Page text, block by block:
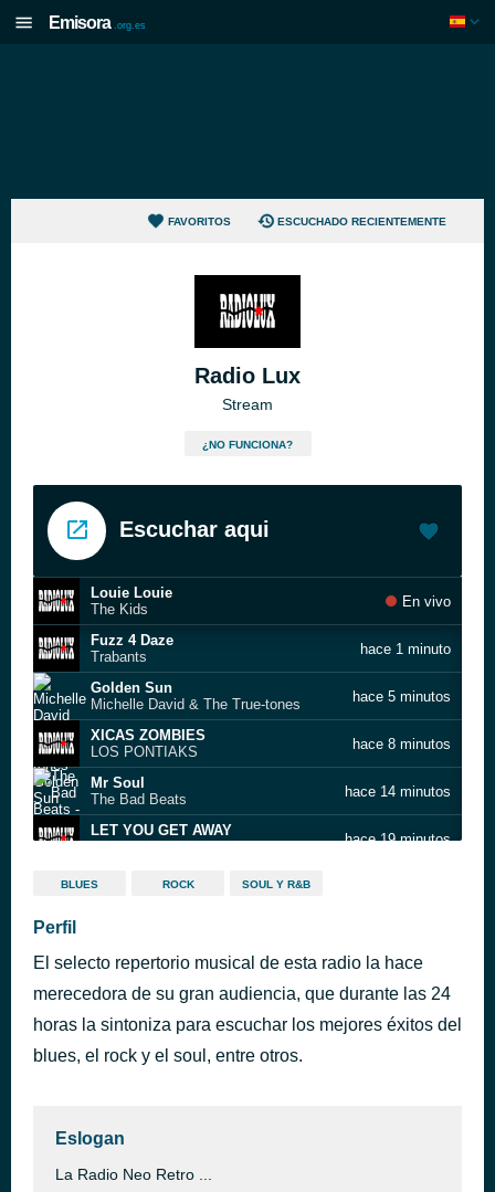
Emisora .org.es
FAVORITOS ESCUCHADO RECIENTEMENTE
Radio Lux
Stream
¿NO FUNCIONA?
Escuchar aqui
Louie Louie
The Kids
En vivo
Fuzz 4 Daze
Trabants
hace 1 minuto
Golden Sun
Michelle David & The True-tones
hace 5 minutos
XICAS ZOMBIES
LOS PONTIAKS
hace 8 minutos
Mr Soul
The Bad Beats
hace 14 minutos
LET YOU GET AWAY
hace 19 minutos
If I Let You
Shine
Thee Strawberry Mynde
CARNABY NIGHTS
THE WYLDEWOOD
hace 37 minutos
BLUES ROCK SOUL Y R&B
Perfil
El selecto repertorio musical de esta radio la hace
merecedora de su gran audiencia, que durante las 24
horas la sintoniza para escuchar los mejores éxitos del
blues, el rock y el soul, entre otros.
Eslogan
La Radio Neo Retro ...